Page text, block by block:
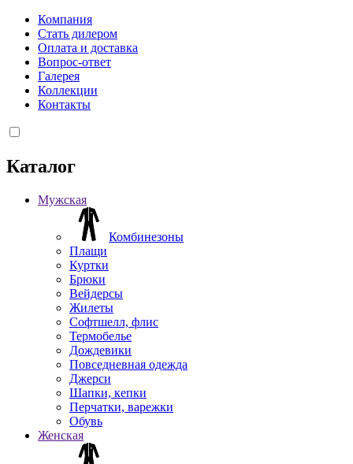
Компания
Стать дилером
Оплата и доставка
Вопрос-ответ
Галерея
Коллекции
Контакты
Каталог
Мужская
Комбинезоны
Плащи
Куртки
Брюки
Вейдерсы
Жилеты
Софтшелл, флис
Термобелье
Дождевики
Повседневная одежда
Джерси
Шапки, кепки
Перчатки, варежки
Обувь
Женская